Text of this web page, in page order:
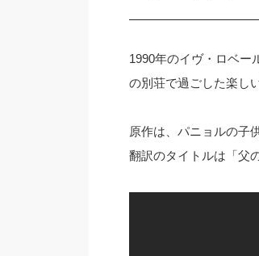
1990年のイヴ・ロベー
の別荘で過ごした楽し
原作は、パニョルの子
翻訳のタイトルは「父